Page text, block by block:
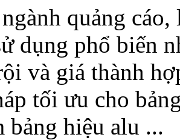
quảng
dụng phổ biến
và giá thành
tối ưu cho
bảng hiệu alu ...